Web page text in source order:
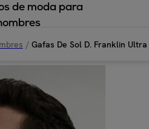
de moda para
/ Gafas De Sol D. Franklin